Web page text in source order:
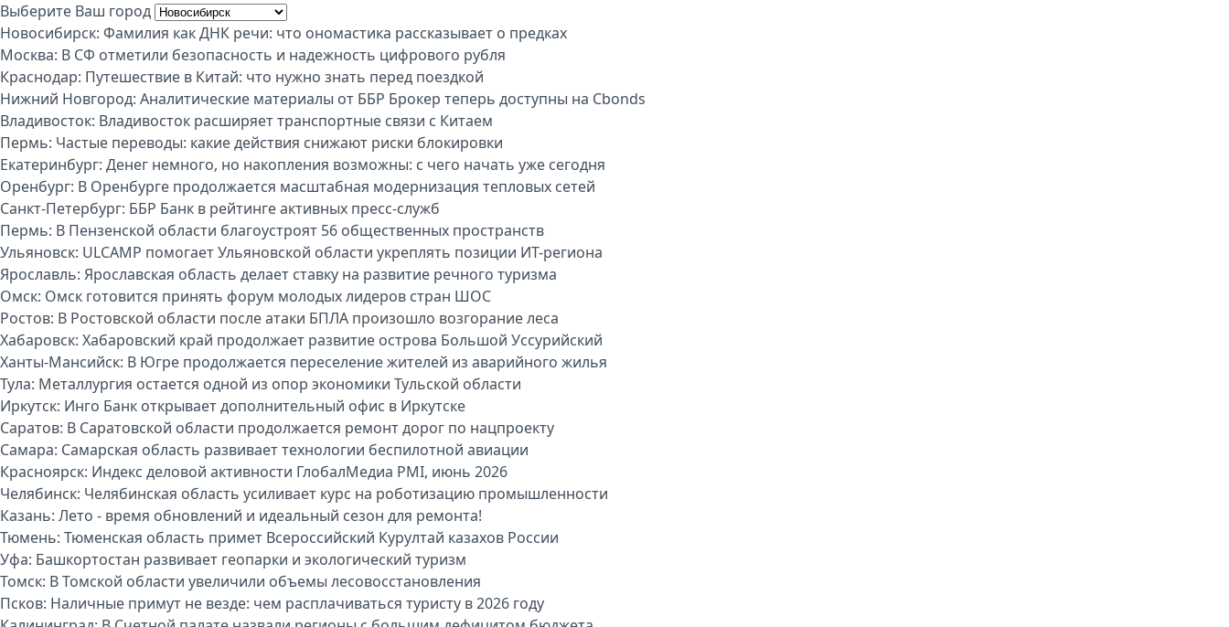
Выберите Ваш город
Новосибирск: Фамилия как ДНК речи: что ономастика рассказывает о предках
Москва: В СФ отметили безопасность и надежность цифрового рубля
Краснодар: Путешествие в Китай: что нужно знать перед поездкой
Нижний Новгород: Аналитические материалы от ББР Брокер теперь доступны на Cbonds
Владивосток: Владивосток расширяет транспортные связи с Китаем
Пермь: Частые переводы: какие действия снижают риски блокировки
Екатеринбург: Денег немного, но накопления возможны: с чего начать уже сегодня
Оренбург: В Оренбурге продолжается масштабная модернизация тепловых сетей
Санкт-Петербург: ББР Банк в рейтинге активных пресс-служб
Пермь: В Пензенской области благоустроят 56 общественных пространств
Ульяновск: ULCAMP помогает Ульяновской области укреплять позиции ИТ-региона
Ярославль: Ярославская область делает ставку на развитие речного туризма
Омск: Омск готовится принять форум молодых лидеров стран ШОС
Ростов: В Ростовской области после атаки БПЛА произошло возгорание леса
Хабаровск: Хабаровский край продолжает развитие острова Большой Уссурийский
Ханты-Мансийск: В Югре продолжается переселение жителей из аварийного жилья
Тула: Металлургия остается одной из опор экономики Тульской области
Иркутск: Инго Банк открывает дополнительный офис в Иркутске
Саратов: В Саратовской области продолжается ремонт дорог по нацпроекту
Самара: Самарская область развивает технологии беспилотной авиации
Красноярск: Индекс деловой активности ГлобалМедиа PMI, июнь 2026
Челябинск: Челябинская область усиливает курс на роботизацию промышленности
Казань: Лето - время обновлений и идеальный сезон для ремонта!
Тюмень: Тюменская область примет Всероссийский Курултай казахов России
Уфа: Башкортостан развивает геопарки и экологический туризм
Томск: В Томской области увеличили объемы лесовосстановления
Псков: Наличные примут не везде: чем расплачиваться туристу в 2026 году